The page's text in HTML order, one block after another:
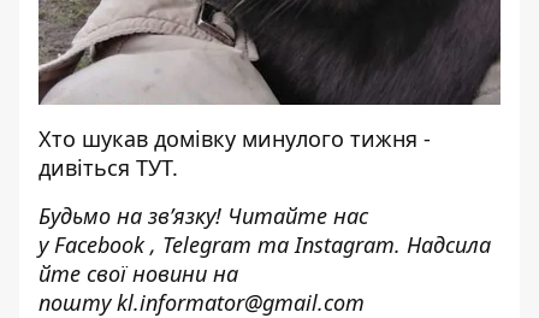
Хто шукав домівку минулого тижня -
дивіться ТУТ.
Будьмо на зв’язку! Читайте нас
уFacebook, Telegram таInstagram. Надсила
йте свої новини на
поштуkl.informator@gmail.com